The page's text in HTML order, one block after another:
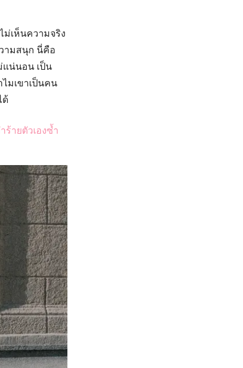
เห็นความจริง
ามสนุก นี่คือ
แน่นอน เป็น
มเขาเป็นคน
ด้
ร้ายตัวเองซ้ำ